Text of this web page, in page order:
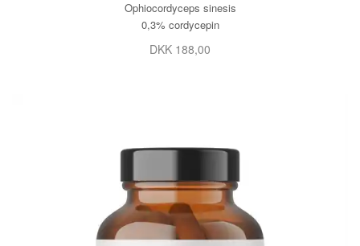
Ophiocordyceps sinesis
0,3% cordycepin
DKK 188,00